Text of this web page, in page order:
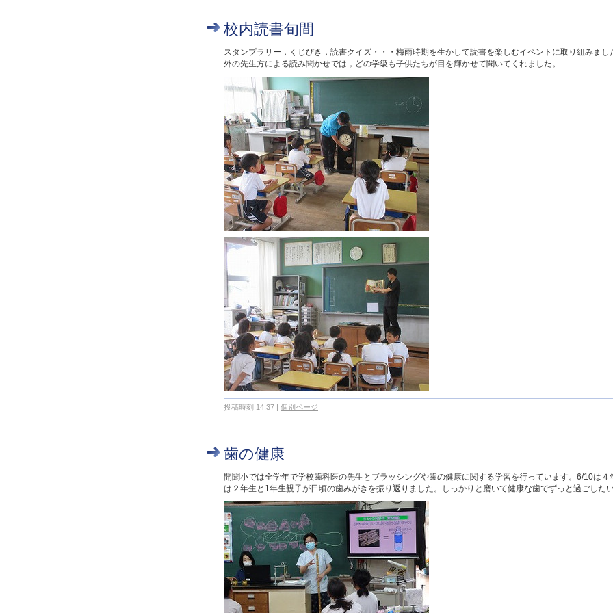
校内読書旬間
スタンプラリー，くじびき，読書クイズ・・・梅雨時期を生かして読書を楽しむイベントに取り組みまし
外の先生方による読み聞かせでは，どの学級も子供たちが目を輝かせて聞いてくれました。
投稿時刻 14:37 | 個別ページ
歯の健康
開聞小では全学年で学校歯科医の先生とブラッシングや歯の健康に関する学習を行っています。6/10は４
は２年生と1年生親子が日頃の歯みがきを振り返りました。しっかりと磨いて健康な歯でずっと過ごしたい